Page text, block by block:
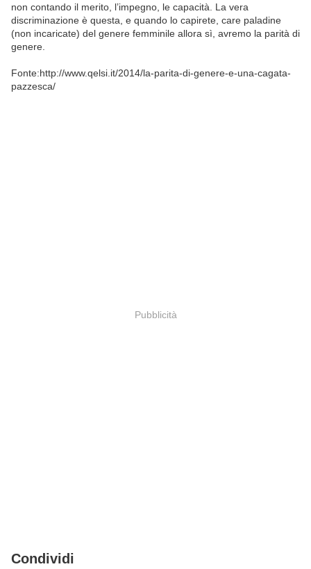
non contando il merito, l’impegno, le capacità. La vera
discriminazione è questa, e quando lo capirete, care paladine
(non incaricate) del genere femminile allora sì, avremo la parità di
genere.
Fonte:http://www.qelsi.it/2014/la-parita-di-genere-e-una-cagata-
pazzesca/
Pubblicità
Condividi